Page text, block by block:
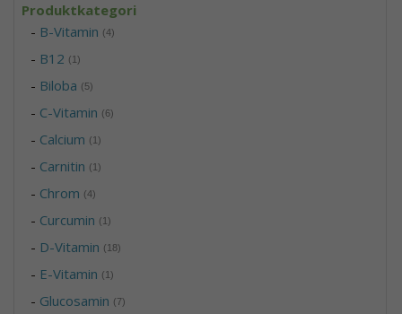
Produktkategori
- B-Vitamin (4)
- B12 (1)
- Biloba (5)
- C-Vitamin (6)
- Calcium (1)
- Carnitin (1)
- Chrom (4)
- Curcumin (1)
- D-Vitamin (18)
- E-Vitamin (1)
- Glucosamin (7)